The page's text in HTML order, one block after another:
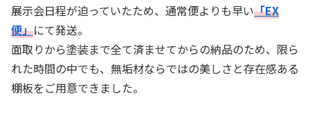
展示会日程が迫っていたため、通常便よりも早い「EX
便」にて発送。
面取りから塗装まで全て済ませてからの納品のため、限ら
れた時間の中でも、無垢材ならではの美しさと存在感ある
棚板をご用意できました。